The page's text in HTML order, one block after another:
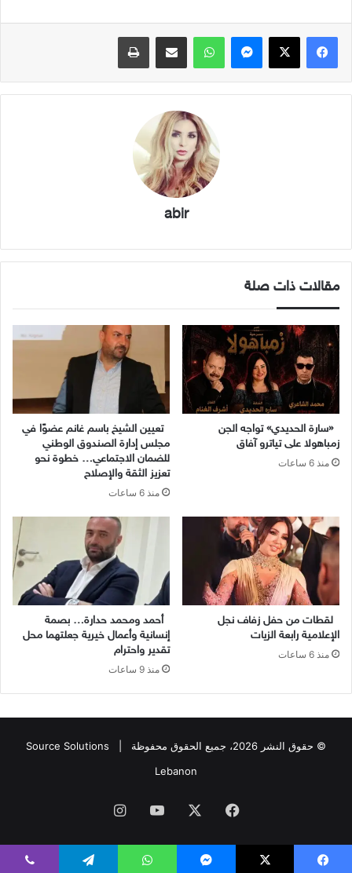
فيسبوك X ماسنجر واتساب مشاركة عبر البريد طباعة
abir
مقالات ذات صلة
«سارة الحديدي» تواجه الجن
زمباهولا على تياترو آفاق
منذ 6 ساعات
تعيين الشيخ باسم غانم عضوًا في
مجلس إدارة الصندوق الوطني
للضمان الاجتماعي… خطوة نحو
تعزيز الثقة والإصلاح
منذ 6 ساعات
لقطات من حفل زفاف نجل
الإعلامية رابعة الزيات
منذ 6 ساعات
أحمد ومحمد حدارة… بصمة
إنسانية وأعمال خيرية جعلتهما محل
تقدير واحترام
منذ 9 ساعات
© حقوق النشر 2026، جميع الحقوق محفوظة |
Source Solutions
Lebanon
فيسبوك يوتيوبانستقرام